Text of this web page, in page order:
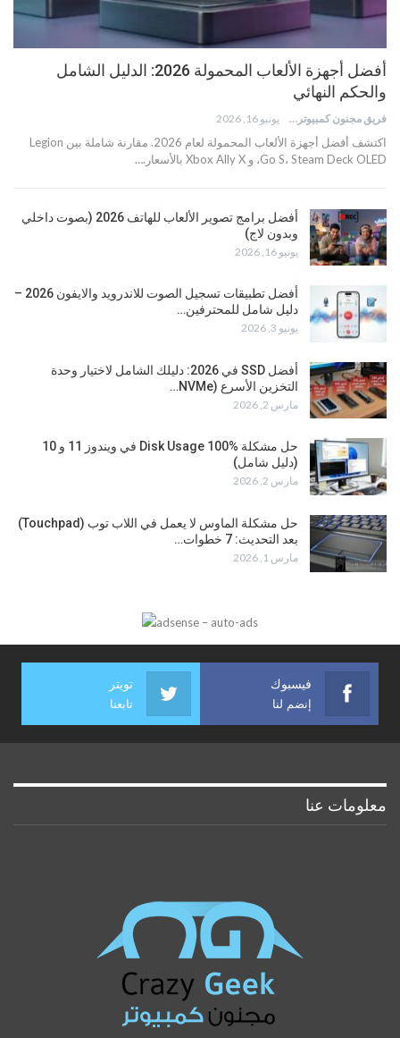
أفضل أجهزة الألعاب المحمولة 2026: الدليل الشامل
والحكم النهائي
فريق مجنون كمبيوتر يونيو 16, 2026
اكتشف أفضل أجهزة الألعاب المحمولة لعام 2026. مقارنة شاملة بين Legion
Go S، Steam Deck OLED، و Xbox Ally X بالأسعار.…
أفضل برامج تصوير الألعاب للهاتف 2026 (بصوت داخلي
وبدون لاج)
يونيو 16, 2026
أفضل تطبيقات تسجيل الصوت للاندرويد والايفون 2026 –
دليل شامل للمحترفين…
يونيو 3, 2026
أفضل SSD في 2026: دليلك الشامل لاختيار وحدة
التخزين الأسرع (NVMe…
مارس 2, 2026
حل مشكلة Disk Usage 100% في ويندوز 11 و 10
(دليل شامل)
مارس 2, 2026
حل مشكلة الماوس لا يعمل في اللاب توب (Touchpad)
بعد التحديث: 7 خطوات…
مارس 1, 2026
فيسبوك
إنضم لنا
تويتر
تابعنا
معلومات عنا